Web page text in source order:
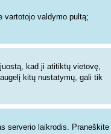
vartotojo valdymo pultą;
kad ji atitiktų vietovę,
kitų nustatymų, gali tik
serverio laikrodis. Praneškite